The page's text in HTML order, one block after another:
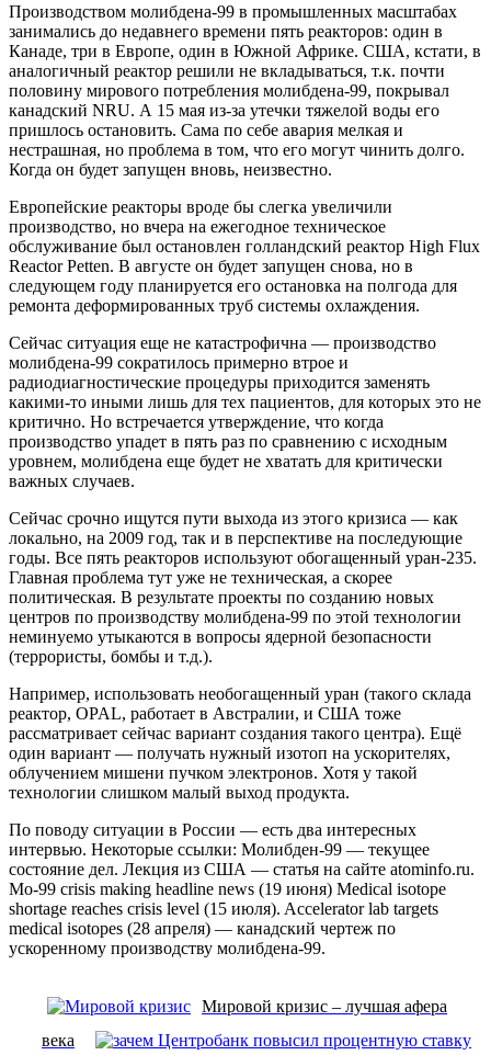
Производством молибдена-99 в промышленных масштабах
занимались до недавнего времени пять реакторов: один в
Канаде, три в Европе, один в Южной Африке. США, кстати, в
аналогичный реактор решили не вкладываться, т.к. почти
половину мирового потребления молибдена-99, покрывал
канадский NRU. А 15 мая из-за утечки тяжелой воды его
пришлось остановить. Сама по себе авария мелкая и
нестрашная, но проблема в том, что его могут чинить долго.
Когда он будет запущен вновь, неизвестно.
Европейские реакторы вроде бы слегка увеличили
производство, но вчера на ежегодное техническое
обслуживание был остановлен голландский реактор High Flux
Reactor Petten. В августе он будет запущен снова, но в
следующем году планируется его остановка на полгода для
ремонта деформированных труб системы охлаждения.
Сейчас ситуация еще не катастрофична — производство
молибдена-99 сократилось примерно втрое и
радиодиагностические процедуры приходится заменять
какими-то иными лишь для тех пациентов, для которых это не
критично. Но встречается утверждение, что когда
производство упадет в пять раз по сравнению с исходным
уровнем, молибдена еще будет не хватать для критически
важных случаев.
Сейчас срочно ищутся пути выхода из этого кризиса — как
локально, на 2009 год, так и в перспективе на последующие
годы. Все пять реакторов используют обогащенный уран-235.
Главная проблема тут уже не техническая, а скорее
политическая. В результате проекты по созданию новых
центров по производству молибдена-99 по этой технологии
неминуемо утыкаются в вопросы ядерной безопасности
(террористы, бомбы и т.д.).
Например, использовать необогащенный уран (такого склада
реактор, OPAL, работает в Австралии, и США тоже
рассматривает сейчас вариант создания такого центра). Ещё
один вариант — получать нужный изотоп на ускорителях,
облучением мишени пучком электронов. Хотя у такой
технологии слишком малый выход продукта.
По поводу ситуации в России — есть два интересных
интервью. Некоторые ссылки: Молибден-99 — текущее
состояние дел. Лекция из США — статья на сайте atominfo.ru.
Mo-99 crisis making headline news (19 июня) Medical isotope
shortage reaches crisis level (15 июля). Accelerator lab targets
medical isotopes (28 апреля) — канадский чертеж по
ускоренному производству молибдена-99.
Мировой кризис – лучшая афера
века